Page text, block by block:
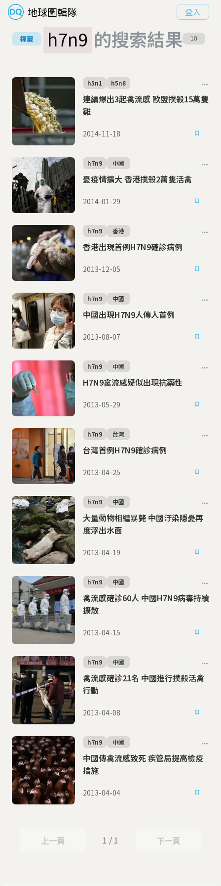
地球圖輯隊 登入
標籤 h7n9 的搜索結果 10
連續爆出3起禽流感 歐盟撲殺15萬隻
雞
h5n1 h5n8
2014-11-18
憂疫情擴大 香港撲殺2萬隻活禽
h7n9 中國
2014-01-29
香港出現首例H7N9確診病例
h7n9 香港
2013-12-05
中國出現H7N9人傳人首例
h7n9 中國
2013-08-07
H7N9禽流感疑似出現抗藥性
h7n9 中國
2013-05-29
台灣首例H7N9確診病例
h7n9 台灣
2013-04-25
大量動物相繼暴斃 中國汙染隱憂再
度浮出水面
h7n9 中國
2013-04-19
禽流感確診60人 中國H7N9病毒持續
擴散
h7n9 中國
2013-04-15
禽流感確診21名 中國進行撲殺活禽
行動
h7n9 中國
2013-04-08
中國傳禽流感致死 疾管局提高檢疫
措施
h7n9 中國
2013-04-04
上一頁
上一頁 1 / 1 下一頁
下一頁